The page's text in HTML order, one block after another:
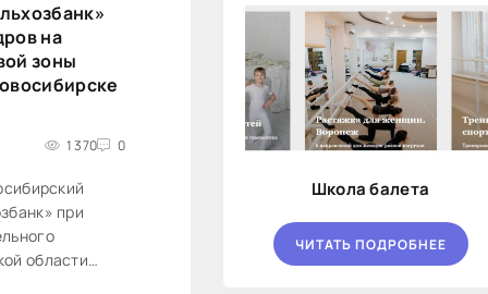
на
зоны
1 370 0
при
области
Школа балета
ЧИТАТЬ ПОДРОБНЕЕ